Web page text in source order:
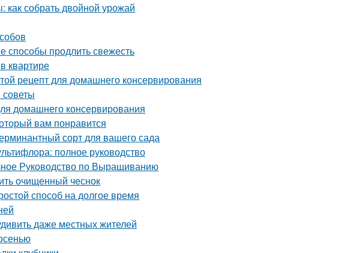
собрать двойной урожай
способы продлить свежесть
квартире
рецепт для домашнего консервирования
домашнего консервирования
вам понравится
сорт для вашего сада
полное руководство
Руководство по Выращиванию
очищенный чеснок
способ на долгое время
даже местных жителей